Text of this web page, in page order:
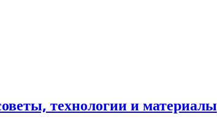
технологии и материалы